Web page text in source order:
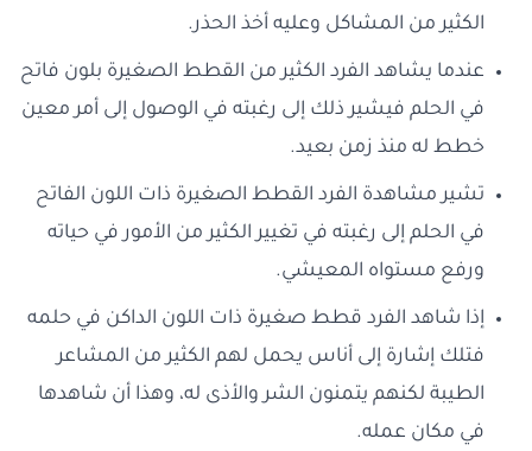
الكثير من المشاكل وعليه أخذ الحذر.
عندما يشاهد الفرد الكثير من القطط الصغيرة بلون فاتح
في الحلم فيشير ذلك إلى رغبته في الوصول إلى أمر معين
خطط له منذ زمن بعيد.
تشير مشاهدة الفرد القطط الصغيرة ذات اللون الفاتح
في الحلم إلى رغبته في تغيير الكثير من الأمور في حياته
ورفع مستواه المعيشي.
إذا شاهد الفرد قطط صغيرة ذات اللون الداكن في حلمه
فتلك إشارة إلى أناس يحمل لهم الكثير من المشاعر
الطيبة لكنهم يتمنون الشر والأذى له، وهذا أن شاهدها
في مكان عمله.